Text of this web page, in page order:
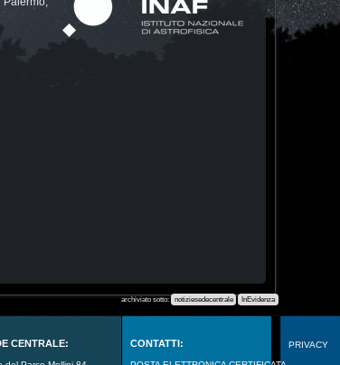
archiviato sotto: notiziesedecentrale InEvidenza
CENTRALE: CONTATTI: PRIVACY